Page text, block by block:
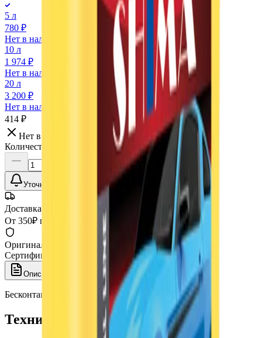
5 л
780 ₽
Нет в наличии
10 л
1 974 ₽
Нет в наличии
20 л
3 200 ₽
Нет в наличии
414 ₽
Нет в наличии
Количество:
Уточнить наличие
Доставка СДЭК
От 350₽ по России
Оригинал 100%
Сертифицированный товар
Описание Характеристики
Бесконтактный шампунь Foam, Пена, 1 л, Shima
Технические характеристики